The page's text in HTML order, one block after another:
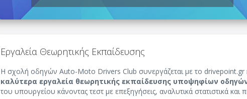
Εργαλεία Θεωρητικής Εκπαίδευσης
Η σχολή οδηγών Auto-Moto Drivers Club συνεργάζεται με το drivepoint.gr
καλύτερα εργαλεία θεωρητικής εκπαίδευσης υποψηφίων
του υπουργείου κάνοντας τεστ με επεξηγήσεις, αναλυτικά στατιστικά και